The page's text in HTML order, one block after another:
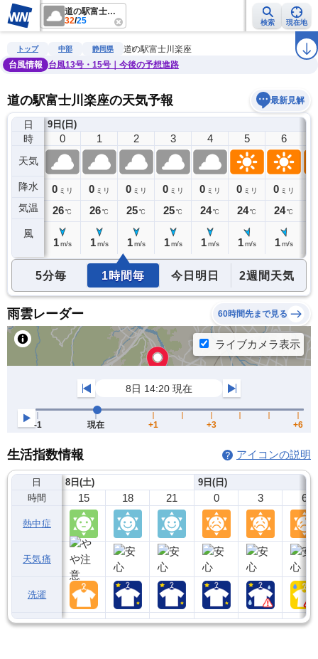
道の駅富士川楽座
32/25 検索 現在地
雨雲レーダー 台風情報 地震情報 警報・注意報 ラ
トップ 中部 静岡県
道の駅富士川楽座
台風情報
台風13号・15号｜今後の予想進路
道の駅富士川楽座の天気予報 最新見解
日
時
天気
降水
気温
風
8日(土)
23
0ミリ
26℃
9日(日)
0
0 ミリ
26℃
1 m/s
1
0 ミリ
26℃
1 m/s
2
0 ミリ
25℃
1 m/s
3
0 ミリ
25℃
1 m/s
4
0 ミリ
24℃
1 m/s
5
0 ミリ
24℃
1 m/s
6
0 ミリ
24℃
1 m/s
5分毎 1時間毎 今日明日 2週間天気
雨雲レーダー 60時間先まで見る
生活指数情報 アイコンの説明
日
時間
熱中症
天気痛
洗濯
8日(土)
15 18 21
9日(日)
0 3 6